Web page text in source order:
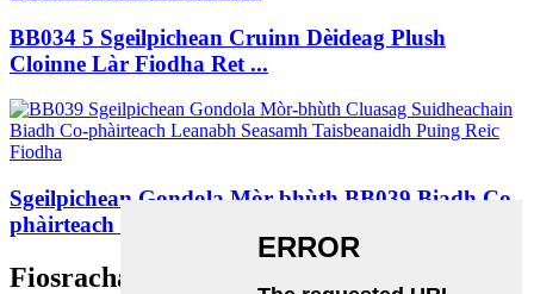
BB034 5 Sgeilpichean Cruinn Dèideag Plush
Cloinne Làr Fiodha Ret ...
Sgeilpichean Gondola Mòr-bhùth BB039 Biadh Co-
phàirteach Leanabh ...
Fiosrachadh